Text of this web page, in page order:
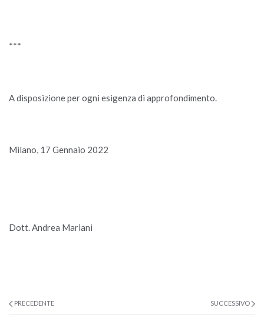
***
A disposizione per ogni esigenza di approfondimento.
Milano, 17 Gennaio 2022
Dott. Andrea Mariani
PRECEDENTE SUCCESSIVO